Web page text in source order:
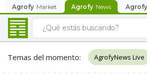
Agrofy Market Agrofy News Agrofy
Temas del momento: AgrofyNews Live